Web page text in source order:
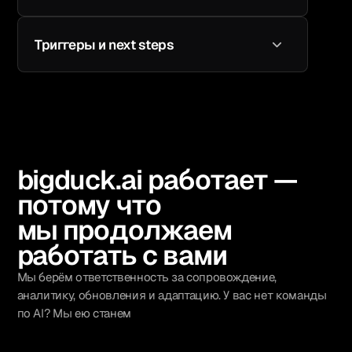
AI составляет компактное описание.
Триггеры и next steps
касание через день»
bigduck.ai работает —
потому что
мы продолжаем
работать с вами
Мы берём ответственность за сопровождение,
аналитику, обновления и адаптацию. У вас нет команды
по AI? Мы ею станем